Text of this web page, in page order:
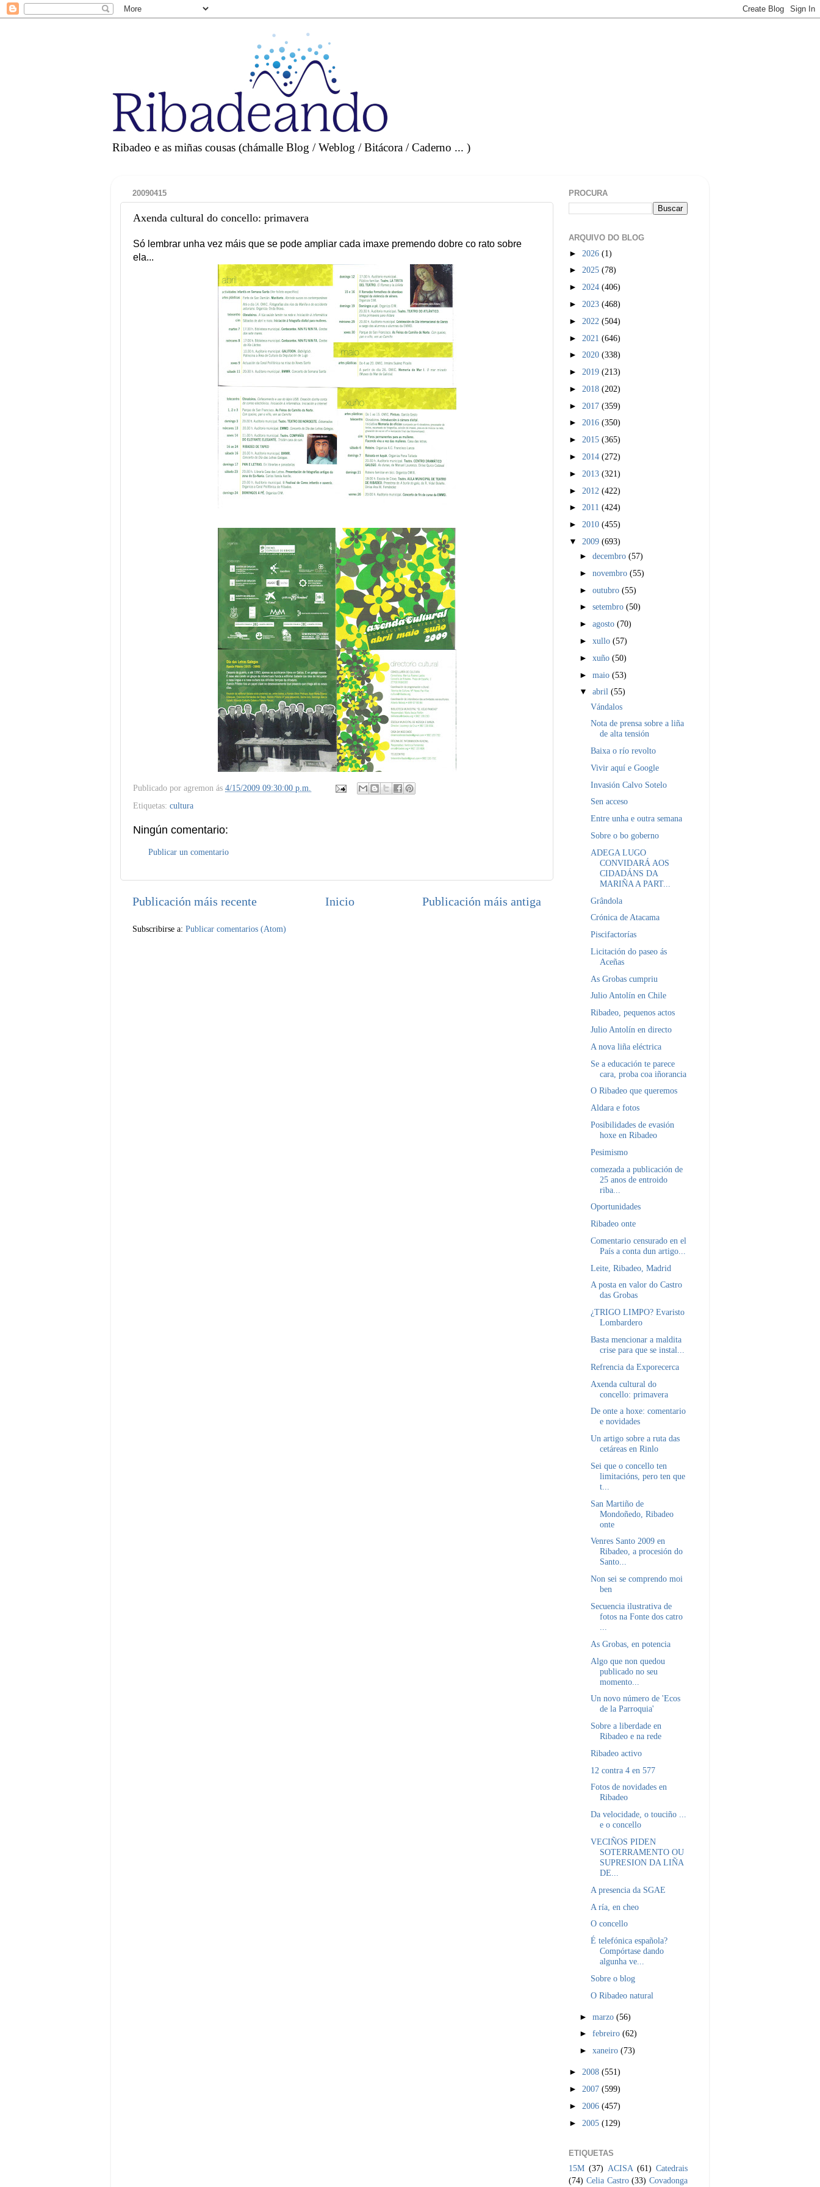
Ribadeo e as miñas cousas (chámalle Blog / Weblog / Bitácora / Caderno ... )
20090415
Axenda cultural do concello: primavera
Só lembrar unha vez máis que se pode ampliar cada imaxe premendo dobre co rato sobre
ela...
Publicado por agremon ás 4/15/2009 09:30:00 p.m.
Etiquetas: cultura
Ningún comentario:
Publicar un comentario
Publicación máis recente Publicación máis antiga
Inicio
Subscribirse a: Publicar comentarios (Atom)
PROCURA
ARQUIVO DO BLOG
► 2026 (1)
► 2025 (78)
► 2024 (406)
► 2023 (468)
► 2022 (504)
► 2021 (646)
► 2020 (338)
► 2019 (213)
► 2018 (202)
► 2017 (359)
► 2016 (350)
► 2015 (365)
► 2014 (272)
► 2013 (321)
► 2012 (422)
► 2011 (424)
► 2010 (455)
▼ 2009 (693)
►decembro(57)
►novembro(55)
►outubro(55)
►setembro(50)
►agosto(70)
►xullo(57)
►xuño(50)
►maio(53)
▼abril(55)
Vándalos
Nota de prensa sobre a liña
de alta tensión
Baixa o río revolto
Vivir aquí e Google
Invasión Calvo Sotelo
Sen acceso
Entre unha e outra semana
Sobre o bo goberno
ADEGA LUGO
CONVIDARÁ AOS
CIDADÁNS DA
MARIÑA A PART...
Grândola
Crónica de Atacama
Piscifactorías
Licitación do paseo ás
Aceñas
As Grobas cumpriu
Julio Antolín en Chile
Ribadeo, pequenos actos
Julio Antolín en directo
A nova liña eléctrica
Se a educación te parece
cara, proba coa iñorancia
O Ribadeo que queremos
Aldara e fotos
Posibilidades de evasión
hoxe en Ribadeo
Pesimismo
comezada a publicación de
25 anos de entroido
riba...
Oportunidades
Ribadeo onte
Comentario censurado en el
País a conta dun artigo...
Leite, Ribadeo, Madrid
A posta en valor do Castro
das Grobas
¿TRIGO LIMPO? Evaristo
Lombardero
Basta mencionar a maldita
crise para que se instal...
Refrencia da Exporecerca
Axenda cultural do
concello: primavera
De onte a hoxe: comentario
e novidades
Un artigo sobre a ruta das
cetáreas en Rinlo
Sei que o concello ten
limitacións, pero ten que
t...
San Martiño de
Mondoñedo, Ribadeo
onte
Venres Santo 2009 en
Ribadeo, a procesión do
Santo...
Non sei se comprendo moi
ben
Secuencia ilustrativa de
fotos na Fonte dos catro
As Grobas, en potencia
Algo que non quedou
publicado no seu
momento...
Un novo número de 'Ecos
de la Parroquia'
Sobre a liberdade en
Ribadeo e na rede
Ribadeo activo
12 contra 4 en 577
Fotos de novidades en
Ribadeo
Da velocidade, o touciño ...
e o concello
VECIÑOS PIDEN
SOTERRAMENTO OU
SUPRESION DA LIÑA
DE...
A presencia da SGAE
A ría, en cheo
O concello
É telefónica española?
Compórtase dando
algunha ve...
Sobre o blog
O Ribadeo natural
►marzo(56)
►febreiro(62)
►xaneiro(73)
► 2008 (551)
► 2007 (599)
► 2006 (457)
► 2005 (129)
ETIQUETAS
15M (37) ACISA (61) Catedrais
(74) Celia Castro (33) Covadonga